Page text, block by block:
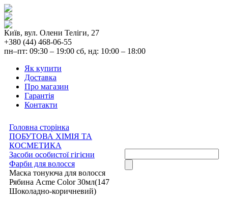
Київ, вул. Олени Теліги, 27
+380 (44) 468-06-55
пн–пт: 09:30 – 19:00 сб, нд: 10:00 – 18:00
Як купити
Доставка
Про магазин
Гарантія
Контакти
Головна сторінка
ПОБУТОВА ХІМІЯ ТА
КОСМЕТИКА
Засоби особистої гігієни
Фарби для волосся
Маска тонуюча для волосся
Рябина Acme Color 30мл(147
Шоколадно-коричневий)